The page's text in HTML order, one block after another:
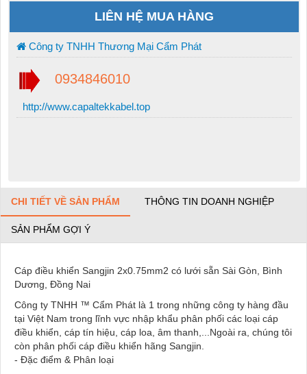
LIÊN HỆ MUA HÀNG
Công ty TNHH Thương Mại Cẩm Phát
0934846010
http://www.capaltekkabel.top
CHI TIẾT VỀ SẢN PHẨM THÔNG TIN DOANH NGHIỆP
SẢN PHẨM GỢI Ý
Cáp điều khiển Sangjin 2x0.75mm2 có lưới sẵn Sài Gòn, Bình
Dương, Đồng Nai
Công ty TNHH ™ Cẩm Phát là 1 trong những công ty hàng đầu
tại Việt Nam trong lĩnh vực nhập khẩu phân phối các loại cáp
điều khiển, cáp tín hiệu, cáp loa, âm thanh,...Ngoài ra, chúng tôi
còn phân phối cáp điều khiển hãng Sangjin.
- Đặc điểm & Phân loại